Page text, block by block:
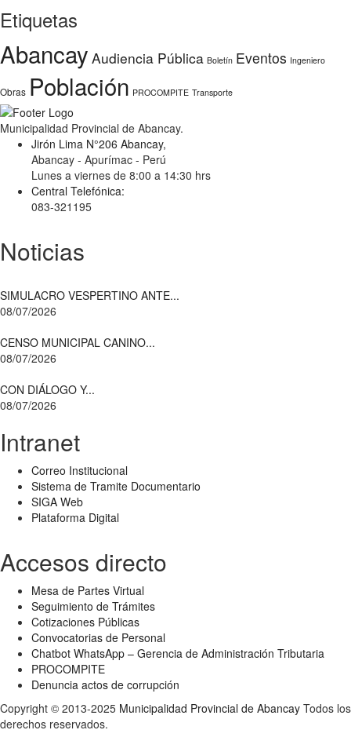
Etiquetas
Abancay Audiencia Pública Boletín Eventos Ingeniero
Obras Población PROCOMPITE Transporte
Municipalidad Provincial de Abancay.
Jirón Lima N°206 Abancay,
Abancay - Apurímac - Perú
Lunes a viernes de 8:00 a 14:30 hrs
Central Telefónica:
083-321195
Noticias
SIMULACRO VESPERTINO ANTE...
08/07/2026
CENSO MUNICIPAL CANINO...
08/07/2026
CON DIÁLOGO Y...
08/07/2026
Intranet
Correo Institucional
Sistema de Tramite Documentario
SIGA Web
Plataforma Digital
Accesos directo
Mesa de Partes Virtual
Seguimiento de Trámites
Cotizaciones Públicas
Convocatorias de Personal
Chatbot WhatsApp – Gerencia de Administración Tributaria
PROCOMPITE
Denuncia actos de corrupción
Copyright © 2013-2025 Municipalidad Provincial de Abancay Todos los
derechos reservados.